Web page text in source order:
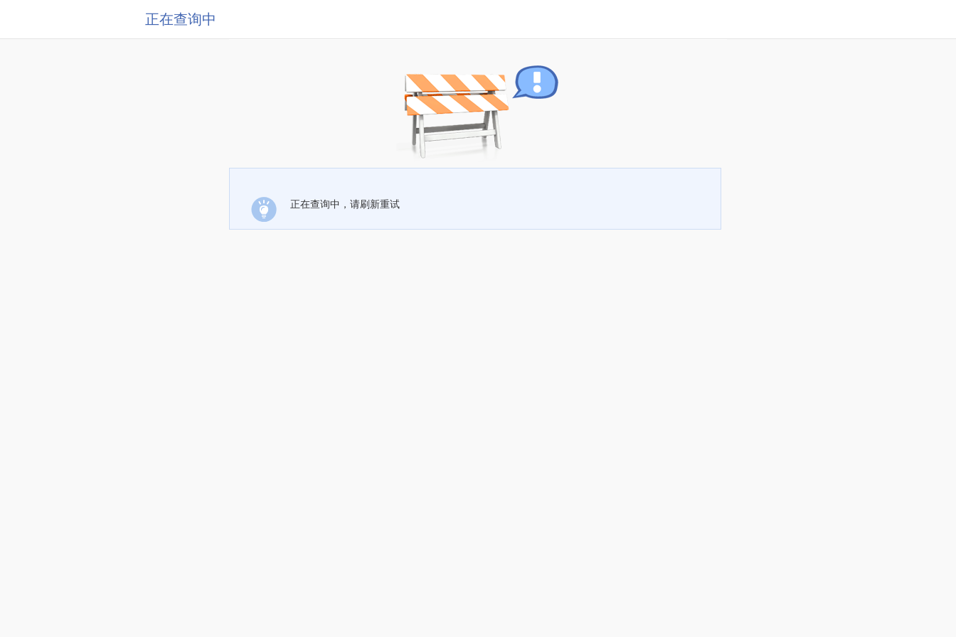
正在查询中
正在查询中，请刷新重试